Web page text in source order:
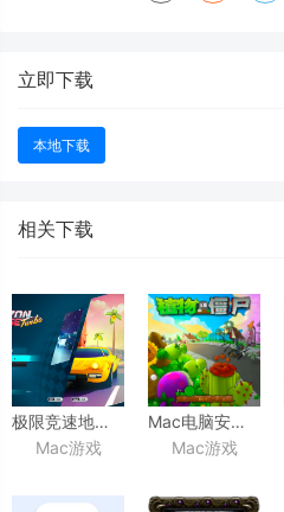
立即下载
本地下载
相关下载
极限竞速地平线Horizon
Chase Turbo
Mac游戏
Mac电脑安装植物大战僵尸
Mac游戏